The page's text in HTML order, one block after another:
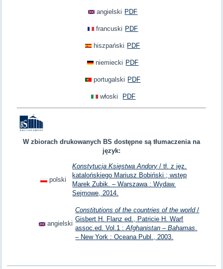
angielski PDF
francuski PDF
hiszpański PDF
niemiecki PDF
portugalski PDF
włoski PDF
W zbiorach drukowanych BS dostępne są tłumaczenia na
język:
polski
Konstytucja Księstwa Andory / tł. z jęz.
katalońskiego Mariusz Bobiński ; wstęp
Marek Zubik. – Warszawa : Wydaw.
Sejmowe, 2014.
angielski
Constitutions of the countries of the world/
Gisbert H. Flanz ed., Patricie H. Warf
assoc.ed. Vol.1 :Afghanistan – Bahamas.
– New York : Oceana Publ., 2003.